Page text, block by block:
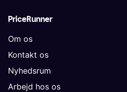
PriceRunner
Om os
Kontakt os
Nyhedsrum
Arbejd hos os